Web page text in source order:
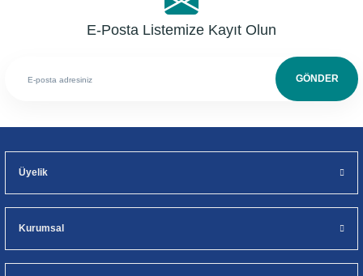
E-Posta Listemize Kayıt Olun
GÖNDER
Üyelik
Kurumsal